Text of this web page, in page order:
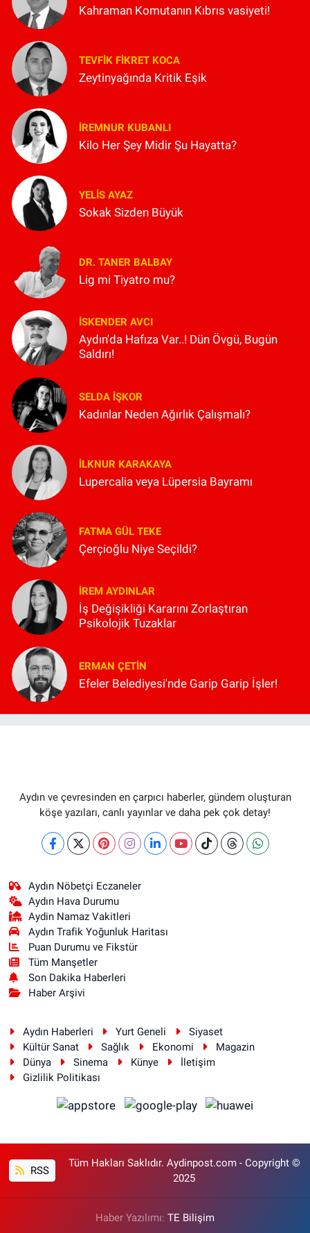
Kahraman Komutanın Kıbrıs vasiyeti!
TEVFIK FIKRET KOCA
Zeytinyağında Kritik Eşik
İREMNUR KUBANLI
Kilo Her Şey Midir Şu Hayatta?
YELIS AYAZ
Sokak Sizden Büyük
DR. TANER BALBAY
Lig mi Tiyatro mu?
İSKENDER AVCI
Aydın'da Hafıza Var..! Dün Övgü, Bugün
Saldırı!
SELDA İŞKOR
Kadınlar Neden Ağırlık Çalışmalı?
İLKNUR KARAKAYA
Lupercalia veya Lüpersia Bayramı
FATMA GÜL TEKE
Çerçioğlu Niye Seçildi?
İREM AYDINLAR
İş Değişikliği Kararını Zorlaştıran
Psikolojik Tuzaklar
ERMAN ÇETIN
Efeler Belediyesi'nde Garip Garip İşler!
Aydın ve çevresinden en çarpıcı haberler, gündem oluşturan
köşe yazıları, canlı yayınlar ve daha pek çok detay!
Aydın Nöbetçi Eczaneler
Aydın Hava Durumu
Aydin Namaz Vakitleri
Aydın Trafik Yoğunluk Haritası
Puan Durumu ve Fikstür
Tüm Manşetler
Son Dakika Haberleri
Haber Arşivi
Aydın Haberleri Yurt Geneli
Siyaset
Kültür Sanat
Sağlık Ekonomi
Magazin
Dünya
Sinema Künye
İletişim
Gizlilik Politikası
RSS
Tüm Hakları Saklıdır. Aydinpost.com - Copyright ©
2025
Haber Yazılımı: TE Bilişim